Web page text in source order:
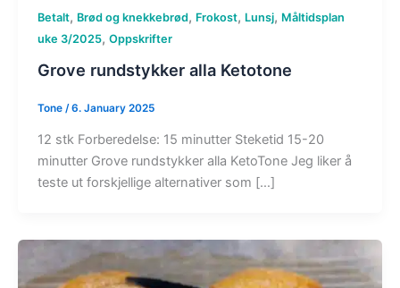
Betalt, Brød og knekkebrød, Frokost, Lunsj, Måltidsplan
uke 3/2025, Oppskrifter
Grove rundstykker alla Ketotone
Tone /6. January 2025
12 stk Forberedelse: 15 minutter Steketid 15-20
minutter Grove rundstykker alla KetoTone Jeg liker å
teste ut forskjellige alternativer som […]